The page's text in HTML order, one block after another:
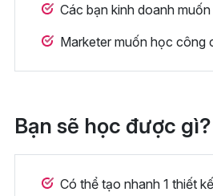
Các bạn kinh doanh
Marketer muốn học công
Bạn sẽ học được gì?
Có thể tạo nhanh 1 thiết